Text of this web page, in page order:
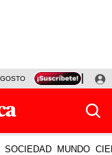
TINKA RESULTADOS
SOCIEDAD MUNDO